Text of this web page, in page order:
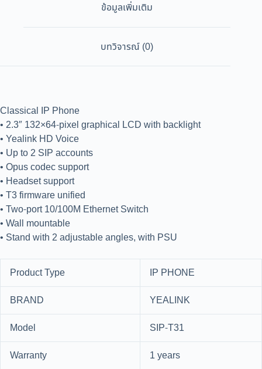
ข้อมูลเพิ่มเติม
บทวิจารณ์ (0)
Classical IP Phone
• 2.3″ 132×64-pixel graphical LCD with backlight
• Yealink HD Voice
• Up to 2 SIP accounts
• Opus codec support
• Headset support
• T3 firmware unified
• Two-port 10/100M Ethernet Switch
• Wall mountable
• Stand with 2 adjustable angles, with PSU
Product Type
IP PHONE
BRAND
YEALINK
Model
SIP-T31
Warranty
1 years